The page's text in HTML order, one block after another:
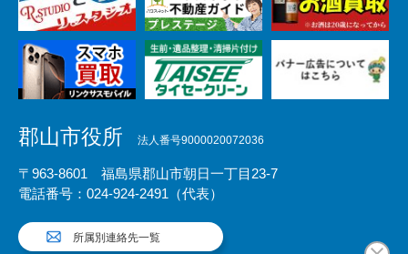
郡山市役所 法人番号9000020072036
〒963-8601 福島県郡山市朝日一丁目23-7
電話番号：024-924-2491（代表）
所属別連絡先一覧